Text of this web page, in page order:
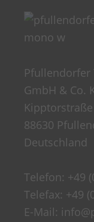
Pfullendorfer
GmbH & Co.
88630
Deutschland
Telefon: +49
Telefax: +49
E-Mail: